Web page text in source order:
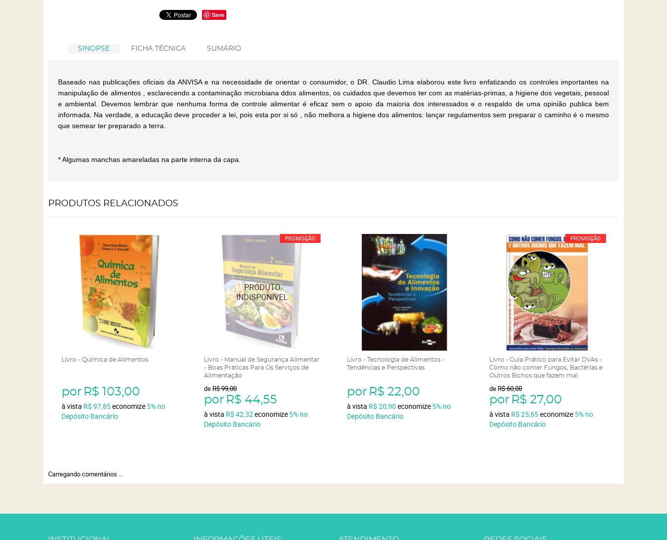
Save
SINOPSE FICHA TÉCNICA SUMÁRIO
Baseado nas publicações oficiais da ANVISA e na necessidade de orientar o consumidor, o DR. Claudio Lima elaborou este livro enfatizando os controles importantes na
manipulação de alimentos , esclarecendo a contaminação microbiana ddos alimentos, os cuidados que devemos ter com as matérias-primas, a higiene dos vegetais, pessoal
e ambiental. Devemos lembrar que nenhuma forma de controle alimentar é eficaz sem o apoio da maioria dos interessados e o respaldo de uma opinião publica bem
informada. Na verdade, a educação deve proceder a lei, pois esta por si só , não melhora a higiene dos alimentos: lançar regulamentos sem preparar o caminho é o mesmo
que semear ter preparado a terra.
* Algumas manchas amareladas na parte interna da capa.
PRODUTOS RELACIONADOS
Livro - Química de Alimentos
por R$ 103,00
à vista R$ 97,85economize 5% no
Depósito Bancário
PROMOÇÃO
Livro - Manual de Segurança Alimentar
- Boas Práticas Para Os Serviços de
Alimentação
deR$ 99,00
por R$ 44,55
à vista R$ 42,32 economize 5% no
Depósito Bancário
Livro - Tecnologia de Alimentos -
Tendências e Perspectivas
por R$ 22,00
à vista R$ 20,90 economize 5% no
Depósito Bancário
PROMOÇÃO
Livro - Guia Prático para Evitar DVAs -
Como não comer Fungos, Bactérias e
Outros Bichos que fazem mal
deR$ 60,00
por R$ 27,00
à vista R$ 25,65economize 5% no
Depósito Bancário
Carregando comentários ...